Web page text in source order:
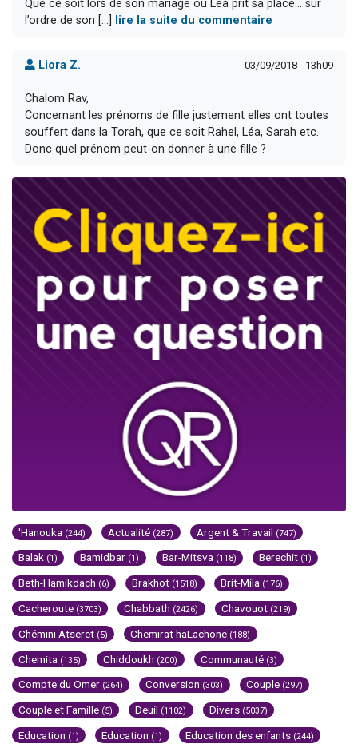
Que ce soit lors de son mariage où Léa prit sa place… sur
l’ordre de son [...]
lire la suite du commentaire
Liora Z. 03/09/2018 - 13h09
Chalom Rav,
Concernant les prénoms de fille justement elles ont toutes
souffert dans la Torah, que ce soit Rahel, Léa, Sarah etc.
Donc quel prénom peut-on donner à une fille ?
'Hanouka (244) Actualité (287) Argent & Travail (747)
Balak (1) Bamidbar (1) Bar-Mitsva (118) Berechit (1)
Beth-Hamikdach (6) Brakhot (1518) Brit-Mila (176)
Cacheroute (3703) Chabbath (2426) Chavouot (219)
Chémini Atseret (5) Chemirat haLachone (188)
Chemita (135) Chiddoukh (200) Communauté (3)
Compte du Omer (264) Conversion (303) Couple (297)
Couple et Famille (5) Deuil (1102) Divers (5037)
Education (1) Education (1) Education des enfants (244)